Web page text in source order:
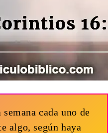
cada uno de
algo, según haya